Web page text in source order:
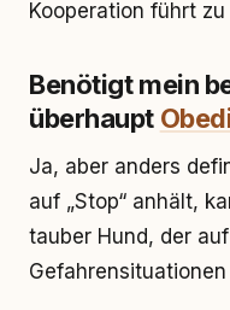
Kooperation führt zu
Benötigt mein
überhaupt
Ja, aber anders
auf „Stop“ anhält,
tauber Hund, der